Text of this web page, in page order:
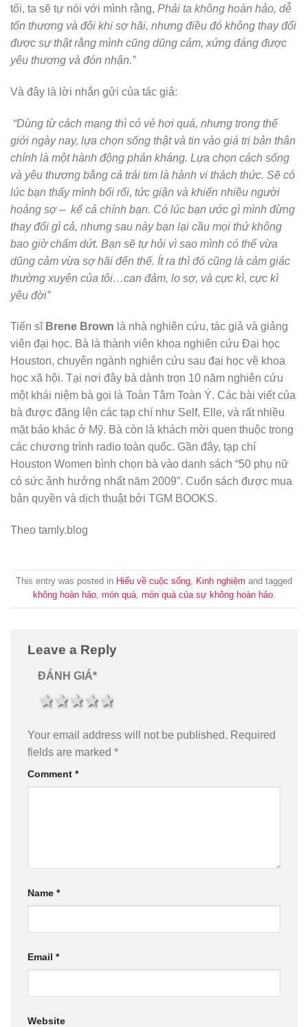
tối, ta sẽ tự nói với mình rằng, Phải ta không hoàn hảo, dễ
tổn thương và đôi khi sợ hãi, nhưng điều đó không thay đổi
được sự thật rằng mình cũng dũng cảm, xứng đáng được
yêu thương và đón nhận.”
Và đây là lời nhắn gửi của tác giả:
“Dùng từ cách mạng thì có vẻ hơi quá, nhưng trong thế
giới ngày nay, lựa chọn sống thật và tin vào giá trị bản thân
chính là một hành động phản kháng. Lựa chọn cách sống
và yêu thương bằng cả trái tim là hành vi thách thức. Sẽ có
lúc bạn thấy mình bối rối, tức giận và khiến nhiều người
hoảng sợ – kể cả chính bạn. Có lúc bạn ước gì mình đừng
thay đổi gì cả, nhưng sau này bạn lại cầu mọi thứ không
bao giờ chấm dứt. Bạn sẽ tự hỏi vì sao mình có thể vừa
dũng cảm vừa sợ hãi đến thế. Ít ra thì đó cũng là cảm giác
thường xuyên của tôi…can đảm, lo sợ, và cực kì, cực kì
yêu đời”
Tiến sĩ Brene Brown là nhà nghiên cứu, tác giả và giảng
viên đại học. Bà là thành viên khoa nghiên cứu Đại học
Houston, chuyên ngành nghiên cứu sau đại học về khoa
học xã hội. Tại nơi đây bà dành trọn 10 năm nghiên cứu
một khái niệm bà gọi là Toàn Tâm Toàn Ý. Các bài viết của
bà được đăng lên các tạp chí như Self, Elle, và rất nhiều
mặt báo khác ở Mỹ. Bà còn là khách mời quen thuộc trong
các chương trình radio toàn quốc. Gần đây, tạp chí
Houston Women bình chọn bà vào danh sách “50 phụ nữ
có sức ảnh hưởng nhất năm 2009”. Cuốn sách được mua
bản quyền và dịch thuật bởi TGM BOOKS.
Theo tamly.blog
This entry was posted in Hiểu về cuộc sống, Kinh nghiệm and tagged
không hoàn hảo, món quà, món quà của sự không hoàn hảo.
Leave a Reply
ĐÁNH GIÁ*
4 stars
3 stars
2 stars
1 star
Your email address will not be published. Required
fields are marked *
Comment *
Name *
Email *
Website